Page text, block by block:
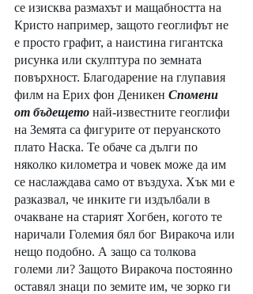
се изисква размахът и мащабността на
Кристо например, защото геоглифът не
е просто графит, а наистина гигантска
рисунка или скулптура по земната
повърхност. Благодарение на глупавия
филм на Ерих фон Деникен Спомени
от бъдещето най-известните геоглифи
на Земята са фигурите от перуанското
плато Наска. Те обаче са дълги по
няколко километра и човек може да им
се наслаждава само от въздуха. Хък ми е
разказвал, че инките ги издълбали в
очакване на старият Хогбен, когото те
наричали Големия бял бог Виракоча или
нещо подобно. А защо са толкова
големи ли? Защото Виракоча постоянно
оставял знаци по земите им, че зорко ги